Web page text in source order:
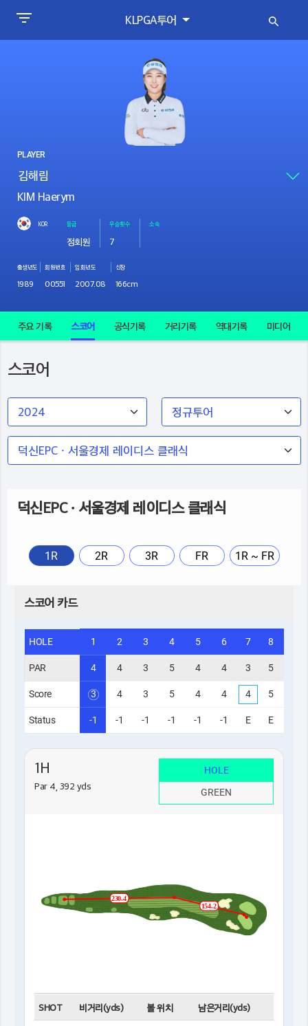
KLPGA투어
PLAYER
KIM Haerym
KOR 등급
정회원
우승횟수
7
소속
출생년도
1989
회원번호
00551
입회년도
2007.08
신장
166cm
주요 기록 스코어 공식기록 거리기록 역대기록 미디어
스코어
덕신EPC · 서울경제 레이디스 클래식
1R 2R 3R FR 1R ~ FR
스코어 카드
HOLE 1 2 3 4 5 6 7 8
PAR 4 4 3 5 4 4 3 5
Score 3 4 3 5 4 4 4 5
Status -1 -1 -1 -1 -1 -1 E E
1H
Par 4, 392 yds
HOLE
GREEN
230.4
154.2
SHOT 비거리(yds) 볼 위치 남은거리(yds)